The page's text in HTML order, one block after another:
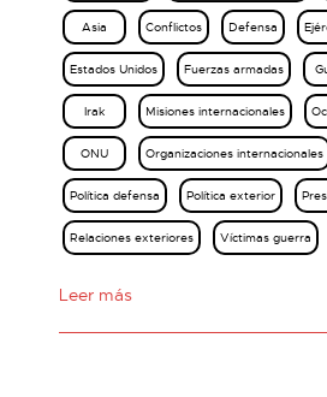
Asia Conflictos Defensa
Estados Unidos Fuerzas armadas
Irak Misiones internacionales
ONU Organizaciones internacionales
Política defensa Política exterior
Relaciones exteriores Víctimas guerra
Leer más